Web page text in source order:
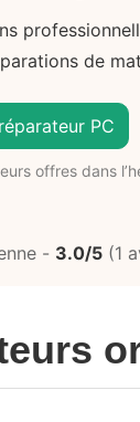
de
PC
offres dans
- 3.0/5 (1